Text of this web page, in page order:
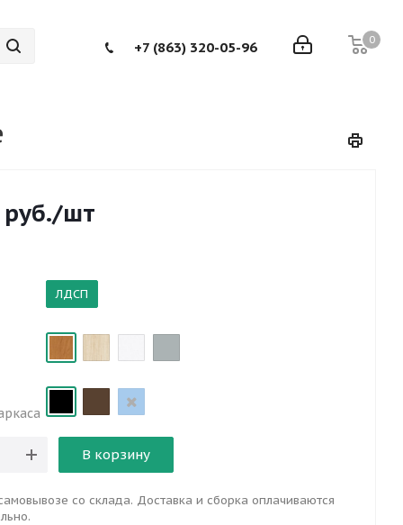
0
+7 (863) 320-05-96
/шт
ЛДСП
В корзину
со склада. Доставка и сборка оплачиваются